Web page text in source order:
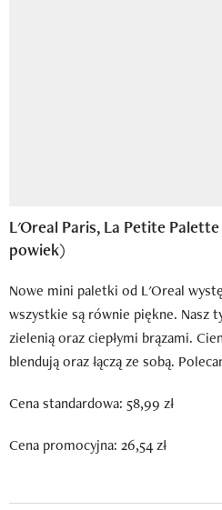
L'Oreal Paris, La Petite
powiek)
Nowe mini paletki od L'Oreal
wszystkie są równie piękne. Nasz
zielenią oraz ciepłymi brązami.
blendują oraz łączą ze sobą.
Cena standardowa: 58,99 zł
Cena promocyjna: 26,54 zł